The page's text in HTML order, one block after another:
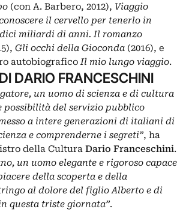
(con A. Barbero, 2012), Viaggio
il cervello per tenerlo in
miliardi di anni. Il romanzo
Gli occhi della Gioconda (2016), e
autobiograficoIl mio lungo viaggio.
DARIO FRANCESCHINI
un uomo di scienza e di cultura
possibilità del servizio pubblico
a intere generazioni di italiani di
e comprenderne i segreti”, ha
della Cultura Dario Franceschini.
un uomo elegante e rigoroso capace
della scoperta e della
al dolore del figlio Alberto e di
questa triste giornata”.